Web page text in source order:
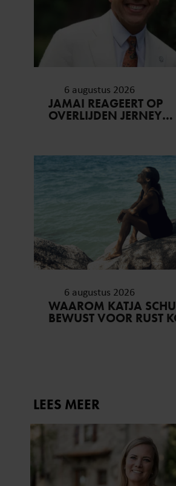
6 augustus 2026
JAMAI REAGEERT OP
OVERLIJDEN JERNEY
VERGETEN’
6 augustus 2026
WAAROM KATJA
BEWUST VOOR RUST